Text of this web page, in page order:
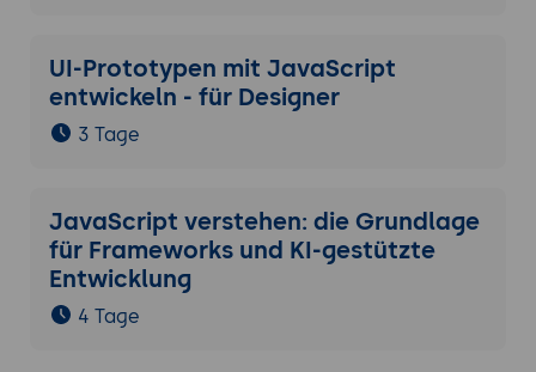
UI-Prototypen mit JavaScript
entwickeln - für Designer
3 Tage
JavaScript verstehen: die Grundlage
für Frameworks und KI-gestützte
Entwicklung
4 Tage